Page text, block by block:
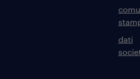
dati